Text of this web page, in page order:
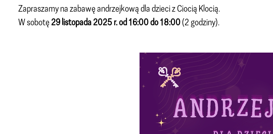
Zapraszamy na zabawę andrzejkową dla dzieci z Ciocią Klocią.
W sobotę29 listopada 2025 r. od 16:00 do 18:00(2 godziny).